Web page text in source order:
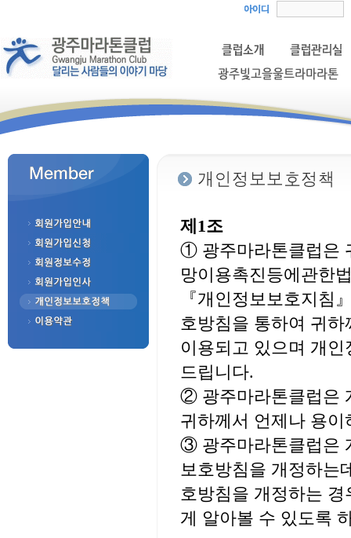
제1조
① 광주마라톤클럽은
망이용촉진등에관한
『개인정보보호지침
호방침을 통하여 귀
이용되고 있으며 개
드립니다.
② 광주마라톤클럽은
귀하께서 언제나 용
③ 광주마라톤클럽은
보호방침을 개정하는
호방침을 개정하는
게 알아볼 수 있도록